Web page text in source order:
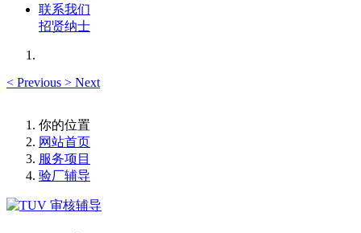
联系我们
招贤纳士
< Previous > Next
你的位置
网站首页
服务项目
验厂辅导